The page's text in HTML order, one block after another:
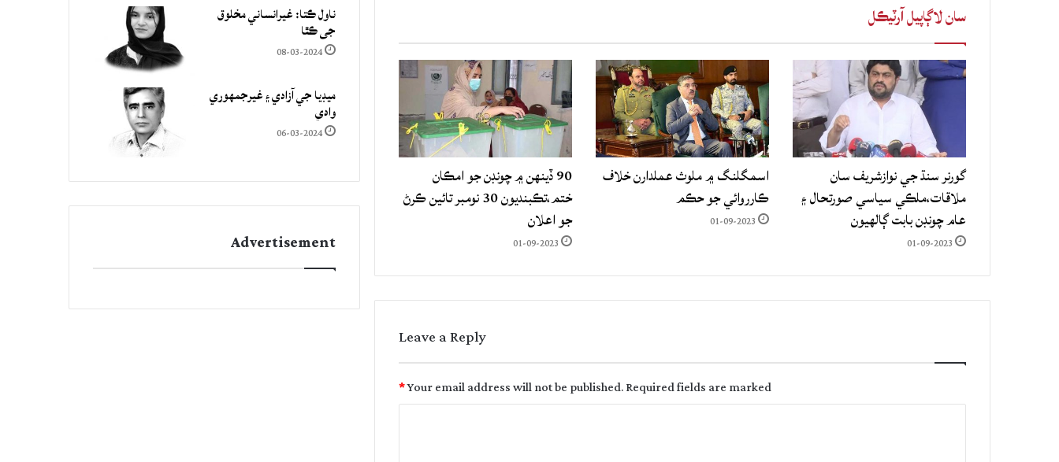
سان لاڳاپيل آرٽيڪل
گورنر سنڌ جي نوازشريف سان
ملاقات،ملڪي سياسي صورتحال ۽
عام چونڊن بابت ڳالهيون
01-09-2023
اسمگلنگ ۾ ملوث عملدارن خلاف
ڪارروائي جو حڪم
01-09-2023
90 ڏينهن ۾ چونڊن جو امڪان
ختم،تڪبنديون 30 نومبر تائين ڪرڻ
جو اعلان
01-09-2023
Leave a Reply
Your email address will not be published.Required fields are marked
*
ناول ڪتا: غيرانساني مخلوق
جي ڪٿا
08-03-2024
ميڊيا جي آزادي ۽ غيرجمھوري
وادي
06-03-2024
Advertisement